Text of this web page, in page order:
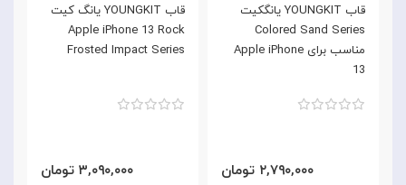
قاب YOUNGKIT یانگ کیت
Apple iPhone 13 Rock
Frosted Impact Series
۳,۰۹۰,۰۰۰ تومان
قاب YOUNGKIT یانگکیت
Colored Sand Series
مناسب برای Apple iPhone
13
۲,۷۹۰,۰۰۰ تومان